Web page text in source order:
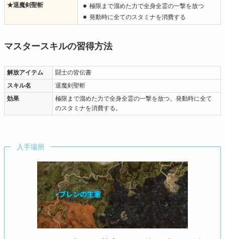
★退魔剣聖斬
極限まで溜めた力で全身全霊の一撃を放つ
発動時に全てのスタミナを消費する
マスタースキルの習得方法
解放アイテム
闘士の皆伝書
スキル名
退魔剣聖斬
効果
極限まで溜めた力で全身全霊の一撃を放つ。発動時に全て
のスタミナを消費する。
入手場所